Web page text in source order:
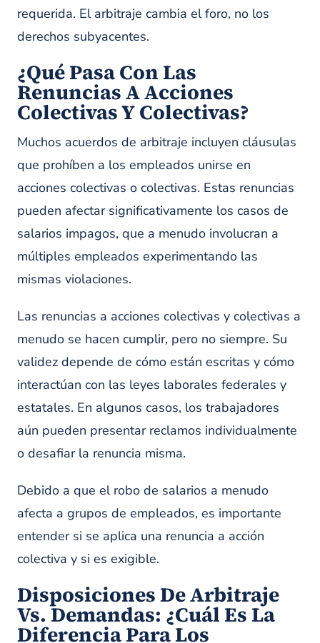
requerida. El arbitraje cambia el foro, no los
derechos subyacentes.
¿Qué Pasa Con Las
Renuncias A Acciones
Colectivas Y Colectivas?
Muchos acuerdos de arbitraje incluyen cláusulas
que prohíben a los empleados unirse en
acciones colectivas o colectivas. Estas renuncias
pueden afectar significativamente los casos de
salarios impagos, que a menudo involucran a
múltiples empleados experimentando las
mismas violaciones.
Las renuncias a acciones colectivas y colectivas a
menudo se hacen cumplir, pero no siempre. Su
validez depende de cómo están escritas y cómo
interactúan con las leyes laborales federales y
estatales. En algunos casos, los trabajadores
aún pueden presentar reclamos individualmente
o desafiar la renuncia misma.
Debido a que el robo de salarios a menudo
afecta a grupos de empleados, es importante
entender si se aplica una renuncia a acción
colectiva y si es exigible.
Disposiciones De Arbitraje
Vs. Demandas: ¿Cuál Es La
Diferencia Para Los